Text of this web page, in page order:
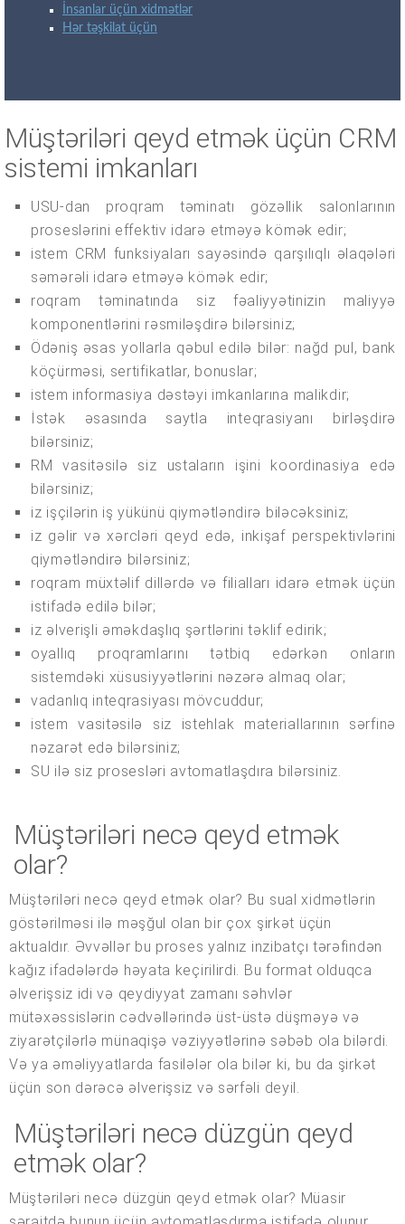
İnsanlar üçün xidmətlər
Hər təşkilat üçün
Müştəriləri qeyd etmək üçün CRM
sistemi imkanları
USU-dan proqram təminatı gözəllik salonlarının
proseslərini effektiv idarə etməyə kömək edir;
istem CRM funksiyaları sayəsində qarşılıqlı əlaqələri
səmərəli idarə etməyə kömək edir;
roqram təminatında siz fəaliyyətinizin maliyyə
komponentlərini rəsmiləşdirə bilərsiniz;
Ödəniş əsas yollarla qəbul edilə bilər: nağd pul, bank
köçürməsi, sertifikatlar, bonuslar;
istem informasiya dəstəyi imkanlarına malikdir;
İstək əsasında saytla inteqrasiyanı birləşdirə
bilərsiniz;
RM vasitəsilə siz ustaların işini koordinasiya edə
bilərsiniz;
iz işçilərin iş yükünü qiymətləndirə biləcəksiniz;
iz gəlir və xərcləri qeyd edə, inkişaf perspektivlərini
qiymətləndirə bilərsiniz;
roqram müxtəlif dillərdə və filialları idarə etmək üçün
istifadə edilə bilər;
iz əlverişli əməkdaşlıq şərtlərini təklif edirik;
oyallıq proqramlarını tətbiq edərkən onların
sistemdəki xüsusiyyətlərini nəzərə almaq olar;
vadanlıq inteqrasiyası mövcuddur;
istem vasitəsilə siz istehlak materiallarının sərfinə
nəzarət edə bilərsiniz;
SU ilə siz prosesləri avtomatlaşdıra bilərsiniz.
Müştəriləri necə qeyd etmək
olar?
Müştəriləri necə qeyd etmək olar? Bu sual xidmətlərin
göstərilməsi ilə məşğul olan bir çox şirkət üçün
aktualdır. Əvvəllər bu proses yalnız inzibatçı tərəfindən
kağız ifadələrdə həyata keçirilirdi. Bu format olduqca
əlverişsiz idi və qeydiyyat zamanı səhvlər
mütəxəssislərin cədvəllərində üst-üstə düşməyə və
ziyarətçilərlə münaqişə vəziyyətlərinə səbəb ola bilərdi.
Və ya əməliyyatlarda fasilələr ola bilər ki, bu da şirkət
üçün son dərəcə əlverişsiz və sərfəli deyil.
Müştəriləri necə düzgün qeyd
etmək olar?
Müştəriləri necə düzgün qeyd etmək olar? Müasir